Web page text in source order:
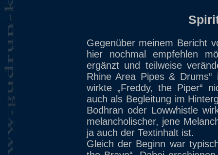
Gegenüber meinem Bericht
hier nochmal empfehlen
ergänzt und teilweise
Rhine Area Pipes &
wirkte „Freddy, the Piper“
auch als Begleitung im
Bodhran oder Lowwhistle
melancholischer, jene
ja auch der Textinhalt ist.
Gleich der Beginn war